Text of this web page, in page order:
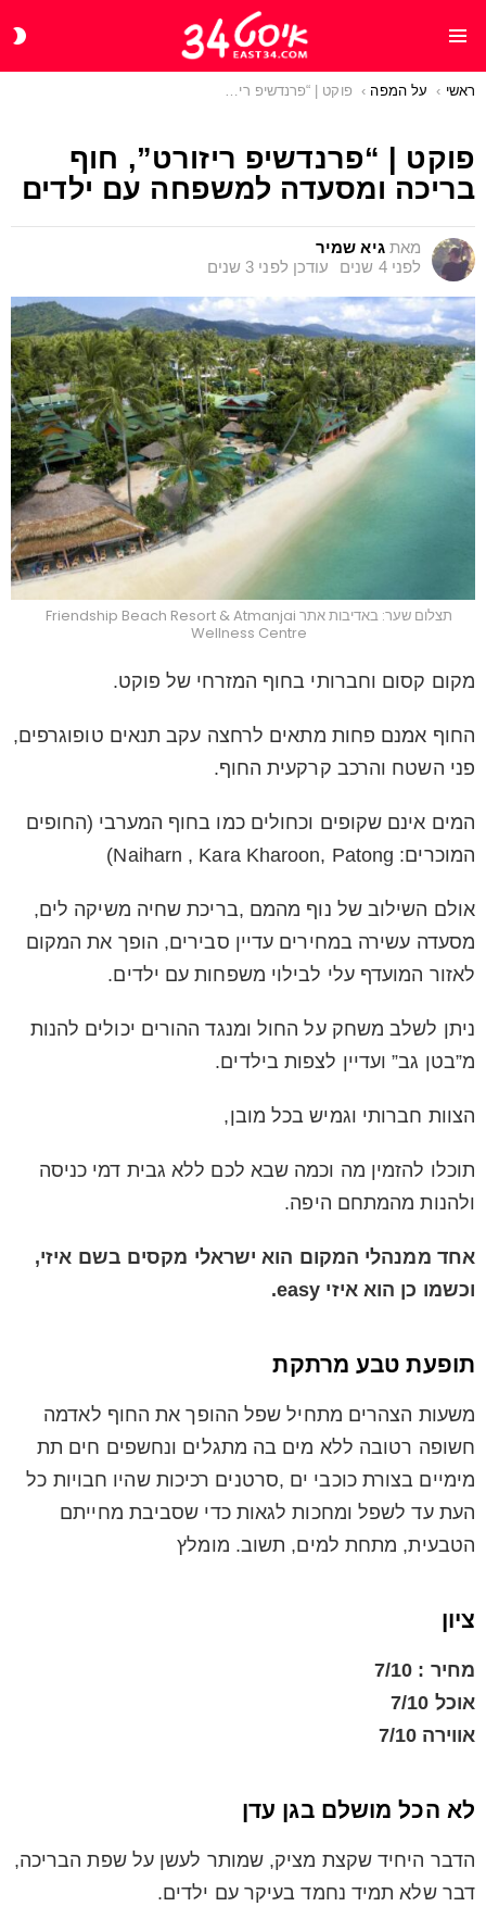
You are here:
ראשי על המפה פוקט | “פרנדשיפ ריזורט”, חוף בריכה ומסעדה למשפחה עם ילדים
פוקט | “פרנדשיפ ריזורט”, חוף
בריכה ומסעדה למשפחה עם ילדים
מאת גיא שמיר
לפני 4 שנים
עודכן לפני 3 שנים
תצלום שער: באדיבות אתר Friendship Beach Resort & Atmanjai
Wellness Centre
מקום קסום וחברותי בחוף המזרחי של פוקט.
החוף אמנם פחות מתאים לרחצה עקב תנאים טופוגרפים,
פני השטח והרכב קרקעית החוף.
המים אינם שקופים וכחולים כמו בחוף המערבי (החופים
המוכרים: Naiharn , Kara Kharoon, Patong)
אולם השילוב של נוף מהמם ,בריכת שחיה משיקה לים,
מסעדה עשירה במחירים עדיין סבירים, הופך את המקום
לאזור המועדף עלי לבילוי משפחות עם ילדים.
ניתן לשלב משחק על החול ומנגד ההורים יכולים להנות
מ”בטן גב” ועדיין לצפות בילדים.
הצוות חברותי וגמיש בכל מובן,
תוכלו להזמין מה וכמה שבא לכם ללא גבית דמי כניסה
ולהנות מהמתחם היפה.
אחד ממנהלי המקום הוא ישראלי מקסים בשם איזי,
וכשמו כן הוא איזי easy.
תופעת טבע מרתקת
משעות הצהרים מתחיל שפל ההופך את החוף לאדמה
חשופה רטובה ללא מים בה מתגלים ונחשפים חים תת
מימיים בצורת כוכבי ים ,סרטנים רכיכות שהיו חבויות כל
העת עד לשפל ומחכות לגאות כדי שסביבת מחייתם
הטבעית, מתחת למים, תשוב. מומלץ
ציון
מחיר : 7/10
אוכל 7/10
אווירה 7/10
לא הכל מושלם בגן עדן
הדבר היחיד שקצת מציק, שמותר לעשן על שפת הבריכה,
דבר שלא תמיד נחמד בעיקר עם ילדים.